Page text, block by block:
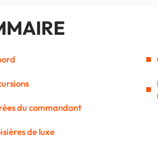
du commandant
de luxe